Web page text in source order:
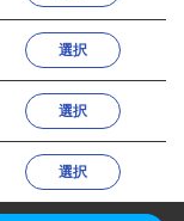
選択
選択
選択